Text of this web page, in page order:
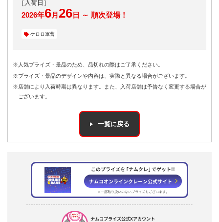
2026年6月 26日 ～ 順次登場！
ケロロ軍曹
※人気プライズ・景品のため、品切れの際はご了承ください。
※プライズ・景品のデザインや内容は、実際と異なる場合がございます。
※店舗により入荷時期は異なります。また、入荷店舗は予告なく変更する場合が
ございます。
一覧に戻る
このプライズを ｢ナムクレ｣ でゲット!!
ナムコオンラインクレーン公式サイト
※一部取り扱いのないプライズもございます。
ナムコプライズ公式Xアカウント